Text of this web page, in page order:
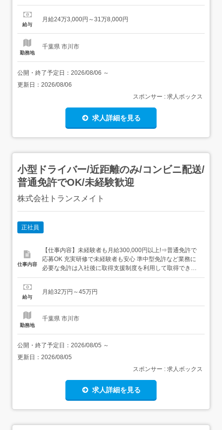
アレルギー対応どろんこ会グループでは、園児が田植え・
ん力。育てます。」の保育理念を掲げる当園では、”子ども
給与
月給24万3,000円～31万8,000円
勤務地
千葉県 市川市
公開・終了予定日： 2026/08/06 ～
更新日： 2026/08/06
スポンサー : 求人ボックス
求人詳細を見る
小型ドライバー/近距離のみ/コンビニ配送/
普通免許でOK/未経験歓迎
株式会社トランスメイト
正社員
仕事内容
【仕事内容】未経験者も月給300,000円以上!⇒普通免許で
応募OK 充実研修で未経験者も安心 準中型免許など業務に
必要な免許は入社後に取得支援制度を利用して取得できま
す。普通免許をお持ちの方なら安定した生活をGETできま
ンであなたの成長をサポートします。教育を専門に担当す
給与
月給32万円～45万円
勤務地
千葉県 市川市
公開・終了予定日： 2026/08/05 ～
更新日： 2026/08/05
スポンサー : 求人ボックス
求人詳細を見る